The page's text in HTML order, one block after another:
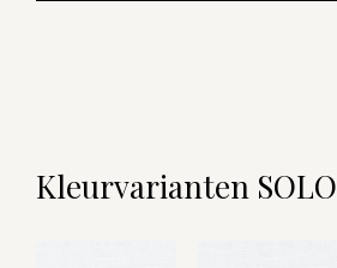
Kleurvarianten SOLO